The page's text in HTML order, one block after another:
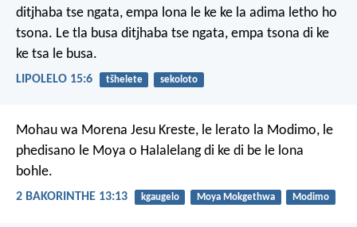
ditjhaba tse ngata, empa lona le ke ke la adima letho ho
tsona. Le tla busa ditjhaba tse ngata, empa tsona di ke
ke tsa le busa.
LIPOLELO 15:6 tšhelete sekoloto
Mohau wa Morena Jesu Kreste, le lerato la Modimo, le
phedisano le Moya o Halalelang di ke di be le lona
bohle.
2 BAKORINTHE 13:13 kgaugelo Moya Mokgethwa Modimo